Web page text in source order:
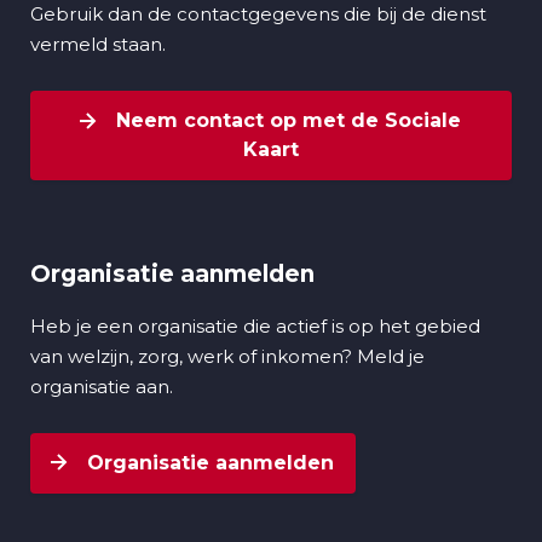
Gebruik dan de contactgegevens die bij de dienst
vermeld staan.
Neem contact op met de Sociale
Kaart
Organisatie aanmelden
Heb je een organisatie die actief is op het gebied
van welzijn, zorg, werk of inkomen? Meld je
organisatie aan.
Organisatie aanmelden